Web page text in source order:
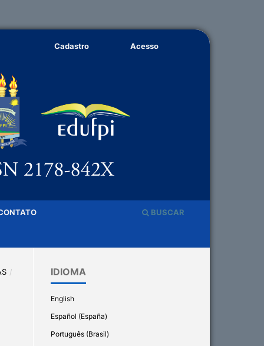
BUSCAR
Cadastro Acesso
/
IDIOMA
English
Español (España)
Português (Brasil)